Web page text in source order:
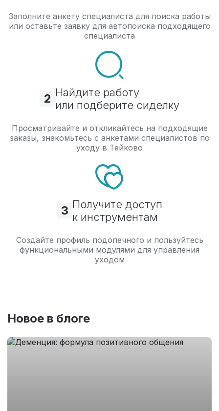
Заполните анкету специалиста для поиска работы
или оставьте заявку для автопоиска подходящего
специалиста
2 Найдите работу
или подберите сиделку
Просматривайте и откликайтесь на подходящие
заказы, знакомьтесь с анкетами специалистов по
уходу в Тейково
3 Получите доступ
к инструментам
Создайте профиль подопечного и пользуйтесь
функциональными модулями для управления
уходом
Новое в блоге